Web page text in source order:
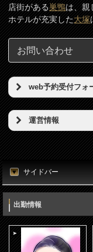
店街がある巣鴨は、親
ホテルが充実した大塚
お問い合わせ
web予約受付フォ
予約希望日（必須）
時刻（必須）
お名前（必須）
メールアドレス（必
運営情報
店名
東京リンパの壺
所在地
東京都港区新橋5丁
電話番号
080-7812-3053
サイドバー
出勤情報